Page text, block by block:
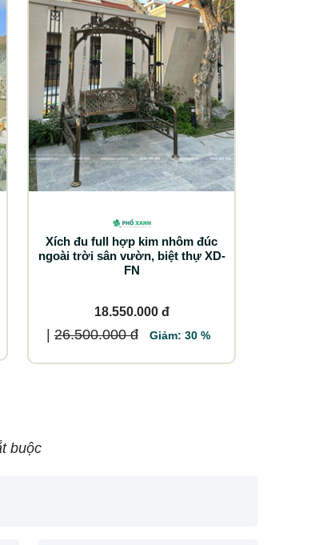
Xích đu full hợp kim nhôm đúc
ngoài trời sân vườn, biệt thự XD-
FN
18.550.000 đ
26.500.000 đ Giảm: 30 %
buộc